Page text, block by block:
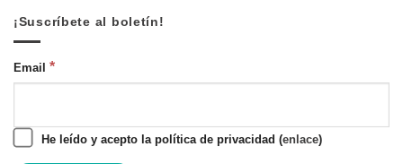
¡Suscríbete al boletín!
Email *
He leído y acepto la política de privacidad (enlace)